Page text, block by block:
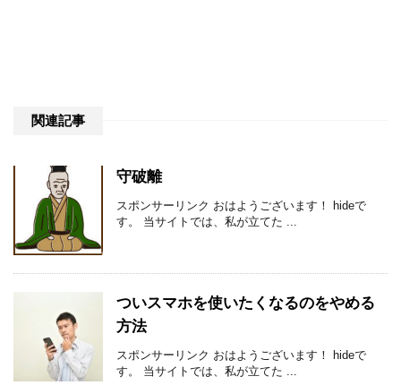
関連記事
守破離
スポンサーリンク おはようございます！ hideで
す。 当サイトでは、私が立てた ...
ついスマホを使いたくなるのをやめる
方法
スポンサーリンク おはようございます！ hideで
す。 当サイトでは、私が立てた ...